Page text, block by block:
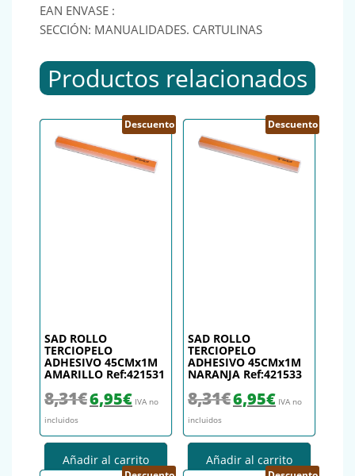
EAN ENVASE :
SECCIÓN: MANUALIDADES. CARTULINAS
Productos relacionados
Descuento
SAD ROLLO
TERCIOPELO
ADHESIVO 45CMx1M
AMARILLO Ref:421531
8,31€ El precio original era: 8,31€.
6,95€El precio actual es: 6,95€.
IVA no
incluidos
Añadir al carrito
Descuento
SAD ROLLO
TERCIOPELO
ADHESIVO 45CMx1M
NARANJA Ref:421533
8,31€ El precio original era: 8,31€.
6,95€El precio actual
IVA no
incluidos
Añadir al carrito